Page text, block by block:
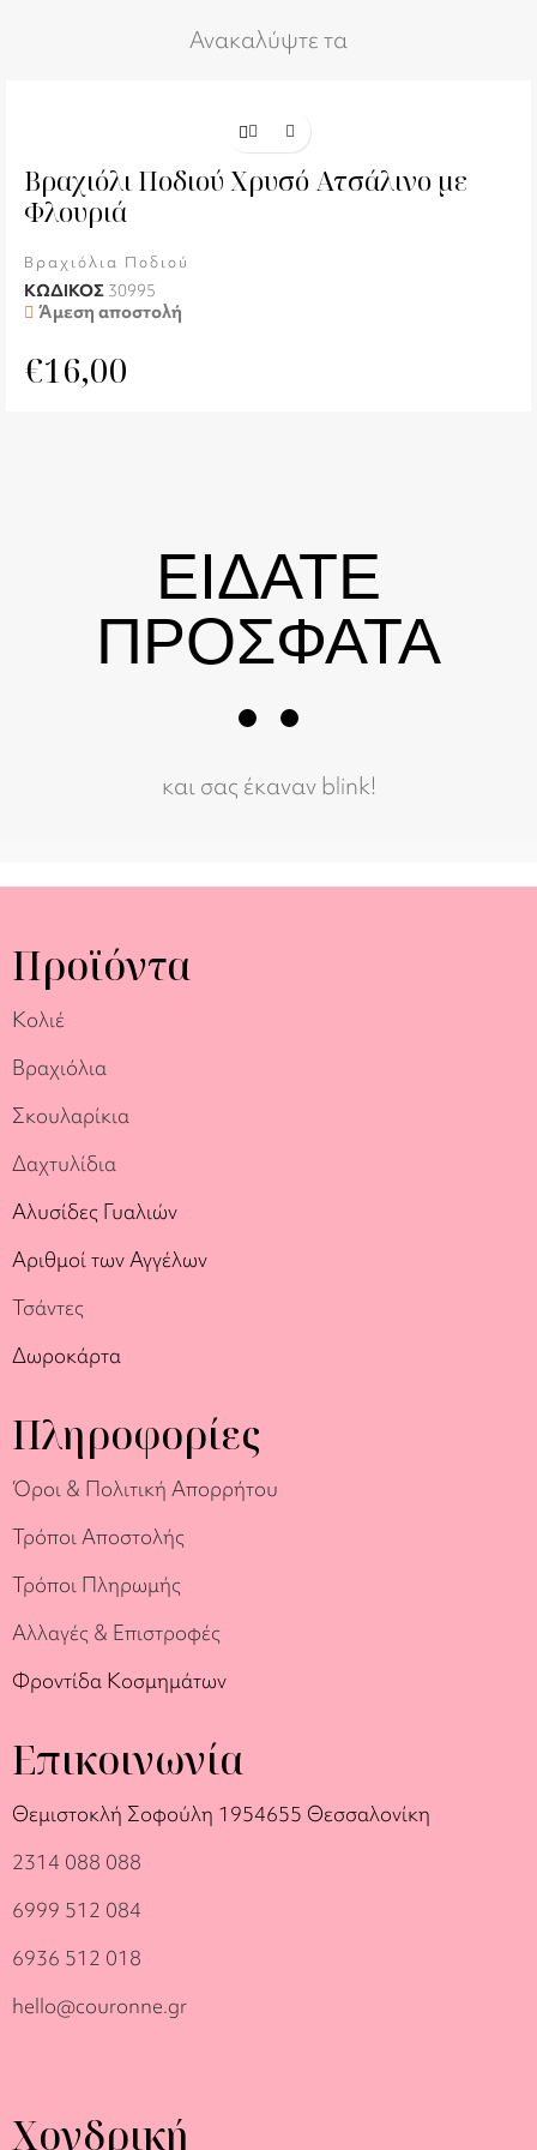
Ανακαλύψτε τα
Βραχιόλι Ποδιού Χρυσό Ατσάλινο με
Φλουριά
Βραχιόλια Ποδιού
ΚΩΔΙΚΟΣ 30995
Άμεση αποστολή
€16,00
ΕΙΔΑΤΕ
ΠΡΟΣΦΑΤΑ
και σας έκαναν blink!
Προϊόντα
Κολιέ
Βραχιόλια
Σκουλαρίκια
Δαχτυλίδια
Αλυσίδες Γυαλιών
Αριθμοί των Αγγέλων
Τσάντες
Δωροκάρτα
Πληροφορίες
Όροι & Πολιτική Απορρήτου
Τρόποι Αποστολής
Τρόποι Πληρωμής
Αλλαγές & Επιστροφές
Φροντίδα Κοσμημάτων
Επικοινωνία
Θεμιστοκλή Σοφούλη 1954655 Θεσσαλονίκη
2314 088 088
6999 512 084
6936 512 018
hello@couronne.gr
Χονδρική